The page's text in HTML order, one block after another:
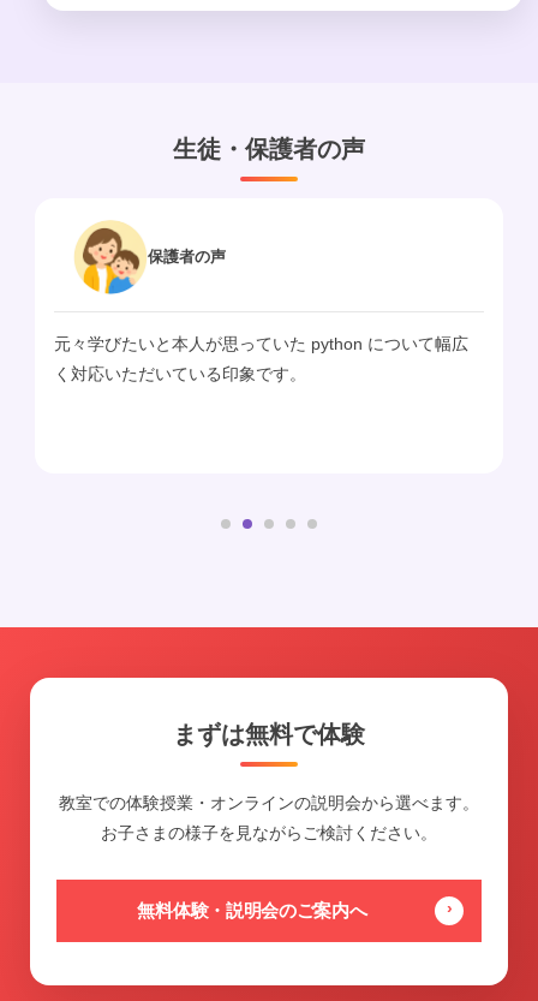
生徒・保護者の声
人が思っていた python について幅広
いる印象です。
全体的に大変満足し
まずは無料で体験
教室での体験授業・オンラインの説明会から選べます。
お子さまの様子を見ながらご検討ください。
無料体験・説明会のご案内へ